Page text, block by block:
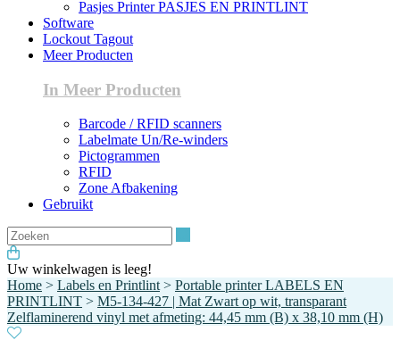
Pasjes Printer PASJES EN PRINTLINT
Software
Lockout Tagout
Meer Producten
In Meer Producten
Barcode / RFID scanners
Labelmate Un/Re-winders
Pictogrammen
RFID
Zone Afbakening
Gebruikt
Uw winkelwagen is leeg!
Home > Labels en Printlint > Portable printer LABELS EN
PRINTLINT > M5-134-427 | Mat Zwart op wit, transparant
Zelflaminerend vinyl met afmeting: 44,45 mm (B) x 38,10 mm (H)